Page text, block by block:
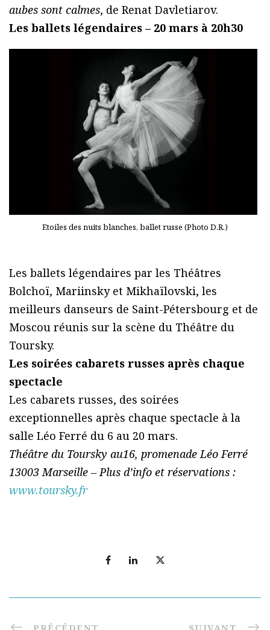
aubes sont calmes, de Renat Davletiarov.
Les ballets légendaires – 20 mars à 20h30
Etoiles des nuits blanches, ballet russe (Photo D.R.)
Les ballets légendaires par les Théâtres
Bolchoï, Mariinsky et Mikhaïlovski, les
meilleurs danseurs de Saint-Pétersbourg et de
Moscou réunis sur la scène du Théâtre du
Toursky.
Les soirées cabarets russes après chaque
spectacle
Les cabarets russes, des soirées
exceptionnelles après chaque spectacle à la
salle Léo Ferré du 6 au 20 mars.
Théâtre du Toursky au16, promenade Léo Ferré
13003 Marseille – Plus d’info et réservations :
www.toursky.fr
PRÉCÉDENT SUIVANT